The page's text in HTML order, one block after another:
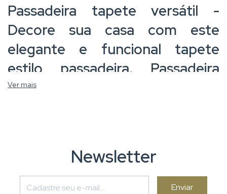
Passadeira tapete versátil -
Decore sua casa com este
elegante e funcional tapete
estilo passadeira. Passadeira
tapete versátil é perfeito para a
conforto e estilo para qualquer
ambiente.
Perfil Baixo e Higiênico:Este
Ver mais
Newsletter